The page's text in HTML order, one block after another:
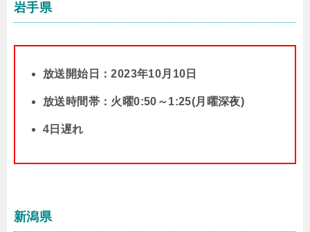
岩手県
放送開始日：2023年10月10日
放送時間帯：火曜0:50～1:25(月曜深夜)
4日遅れ
新潟県